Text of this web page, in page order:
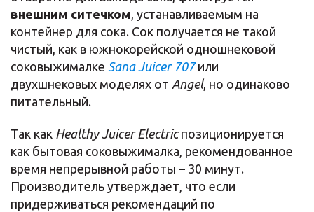
внешним ситечком, устанавливаемым на
контейнер для сока. Сок получается не такой
чистый, как в южнокорейской одношнековой
соковыжималке Sana Juicer 707или
двухшнековых моделях от Angel, но одинаково
питательный.
Так как Healthy Juicer Electricпозиционируется
как бытовая соковыжималка, рекомендованное
время непрерывной работы – 30 минут.
Производитель утверждает, что если
придерживаться рекомендаций по